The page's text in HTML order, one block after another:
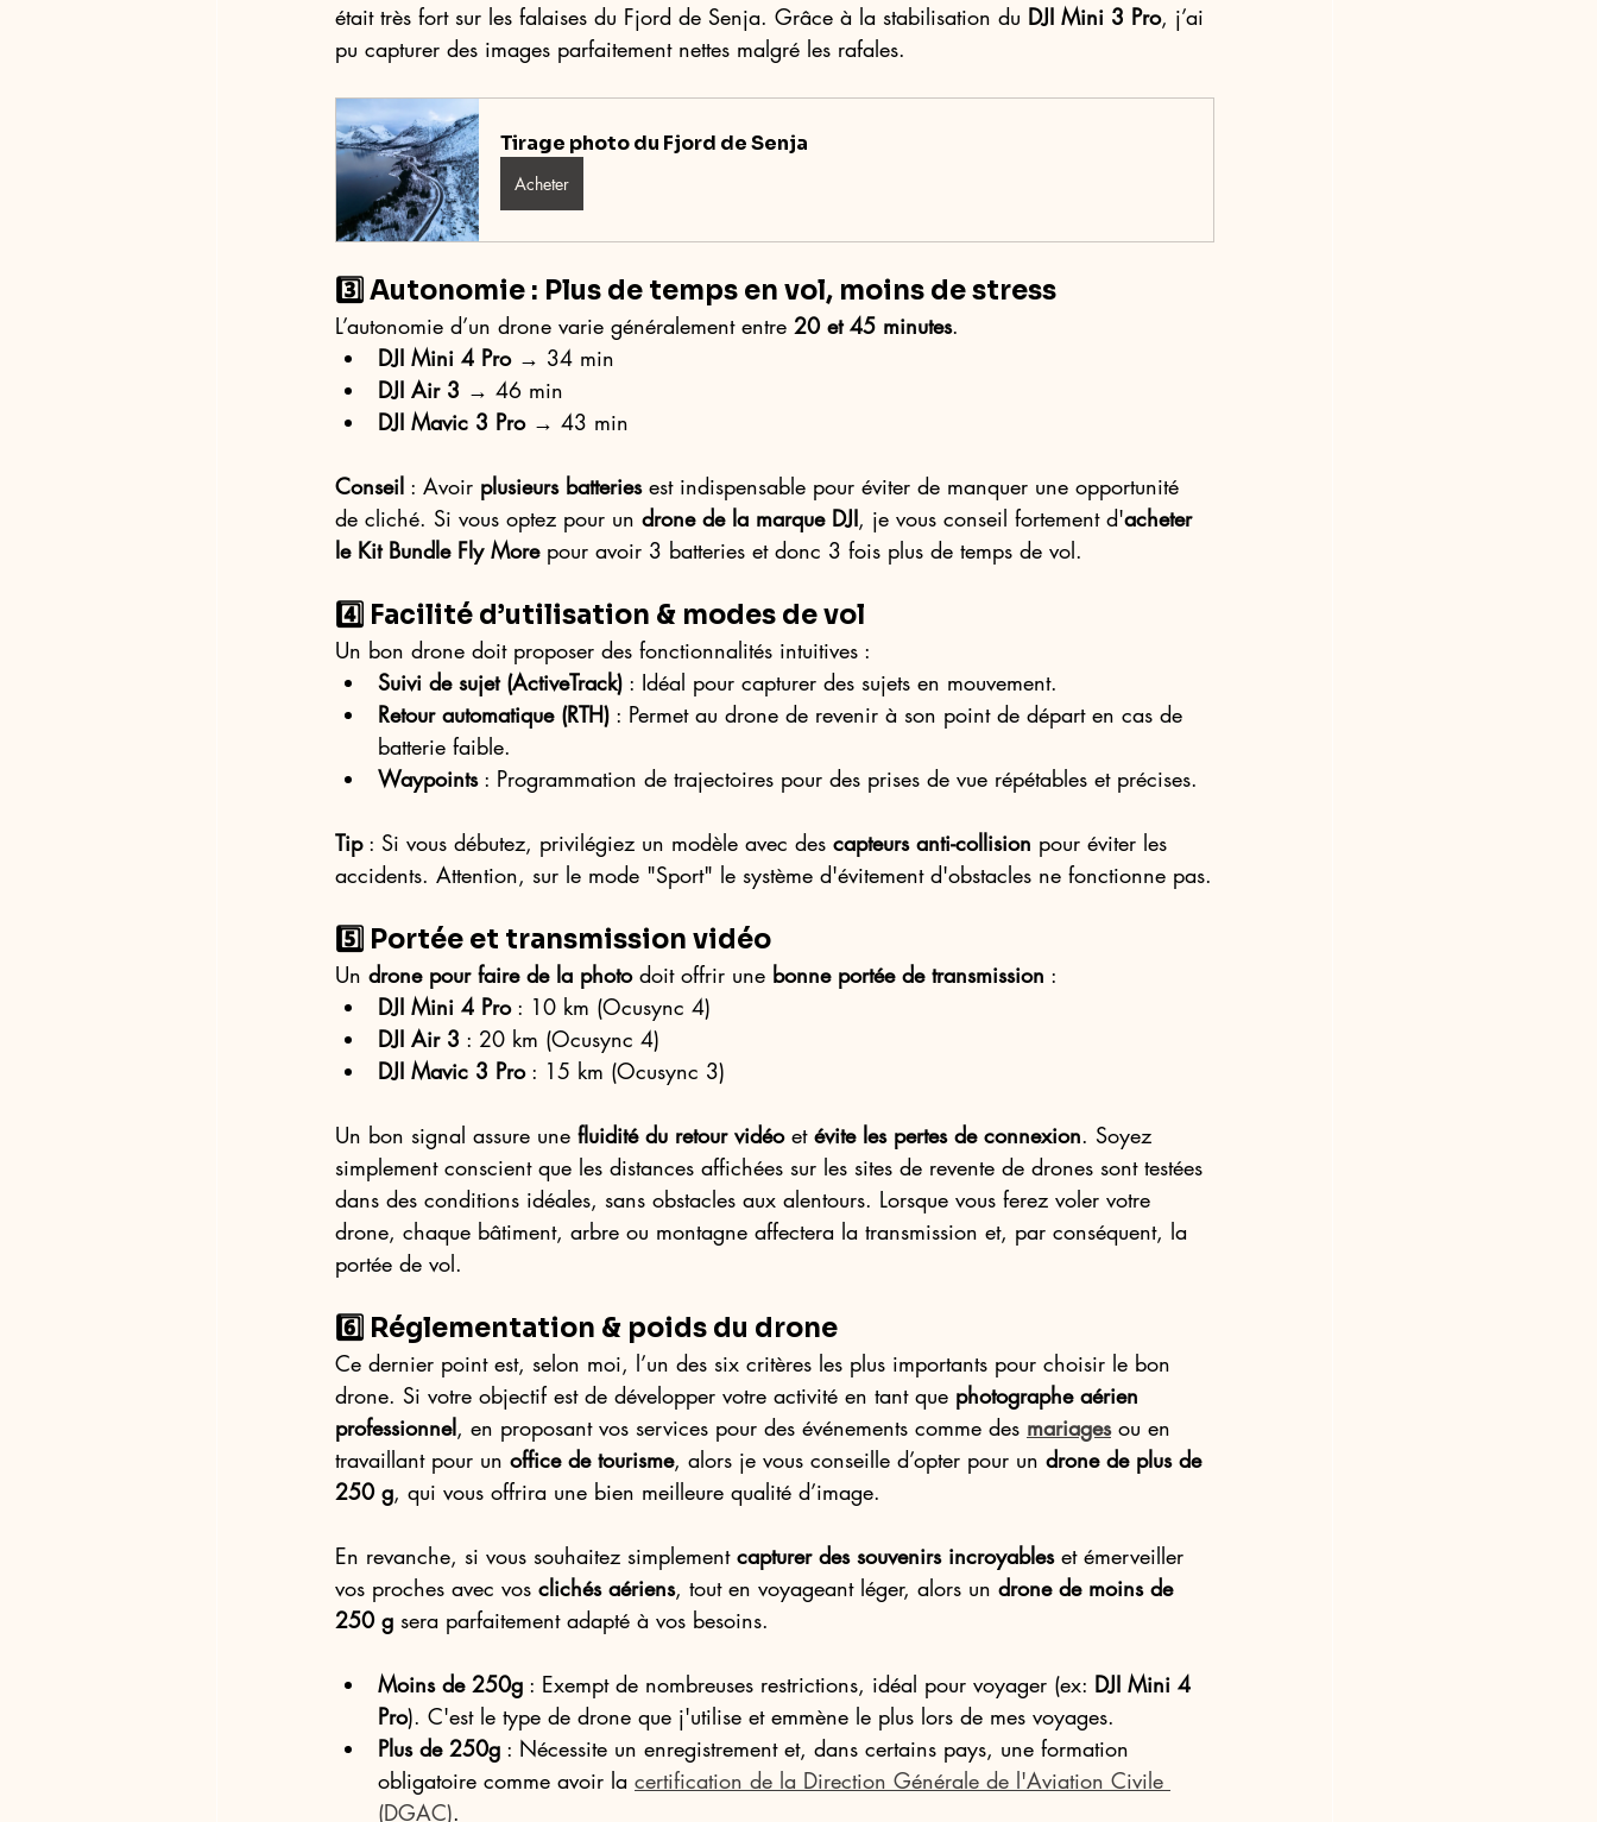
était très fort sur les falaises du Fjord de Senja. Grâce à la stabilisation du DJI Mini 3 Pro, j’ai
pu capturer des images parfaitement nettes malgré les rafales.
Tirage photo du Fjord de Senja
Acheter
3️⃣ Autonomie : Plus de temps en vol, moins de stress
L’autonomie d’un drone varie généralement entre 20 et 45 minutes.
DJI Mini 4 Pro → 34 min
DJI Air 3 → 46 min
DJI Mavic 3 Pro → 43 min
Conseil : Avoir plusieurs batteries est indispensable pour éviter de manquer une opportunité
de cliché. Si vous optez pour un drone de la marque DJI, je vous conseil fortement d'acheter
le Kit Bundle Fly More pour avoir 3 batteries et donc 3 fois plus de temps de vol.
4️⃣ Facilité d’utilisation & modes de vol
Un bon drone doit proposer des fonctionnalités intuitives :
Suivi de sujet (ActiveTrack) : Idéal pour capturer des sujets en mouvement.
Retour automatique (RTH) : Permet au drone de revenir à son point de départ en cas de
batterie faible.
Waypoints : Programmation de trajectoires pour des prises de vue répétables et précises.
Tip : Si vous débutez, privilégiez un modèle avec des capteurs anti-collision pour éviter les
accidents. Attention, sur le mode "Sport" le système d'évitement d'obstacles ne fonctionne pas.
5️⃣ Portée et transmission vidéo
Un drone pour faire de la photo doit offrir une bonne portée de transmission :
DJI Mini 4 Pro : 10 km (Ocusync 4)
DJI Air 3 : 20 km (Ocusync 4)
DJI Mavic 3 Pro : 15 km (Ocusync 3)
Un bon signal assure une fluidité du retour vidéo et évite les pertes de connexion. Soyez
simplement conscient que les distances affichées sur les sites de revente de drones sont testées
dans des conditions idéales, sans obstacles aux alentours. Lorsque vous ferez voler votre
drone, chaque bâtiment, arbre ou montagne affectera la transmission et, par conséquent, la
portée de vol.
6️⃣ Réglementation & poids du drone
Ce dernier point est, selon moi, l’un des six critères les plus importants pour choisir le bon
drone. Si votre objectif est de développer votre activité en tant que photographe aérien
professionnel, en proposant vos services pour des événements comme des mariages ou en
travaillant pour un office de tourisme, alors je vous conseille d’opter pour un drone de plus de
250 g, qui vous offrira une bien meilleure qualité d’image.
En revanche, si vous souhaitez simplement capturer des souvenirs incroyables et émerveiller
vos proches avec vos clichés aériens, tout en voyageant léger, alors un drone de moins de
250 g sera parfaitement adapté à vos besoins.
Moins de 250g : Exempt de nombreuses restrictions, idéal pour voyager (ex: DJI Mini 4
Pro). C'est le type de drone que j'utilise et emmène le plus lors de mes voyages.
Plus de 250g : Nécessite un enregistrement et, dans certains pays, une formation
obligatoire comme avoir la certification de la Direction Générale de l'Aviation Civile
(DGAC).